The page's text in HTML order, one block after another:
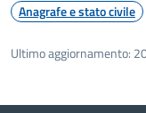
Anagrafe e stato civile
Ultimo aggiornamento: